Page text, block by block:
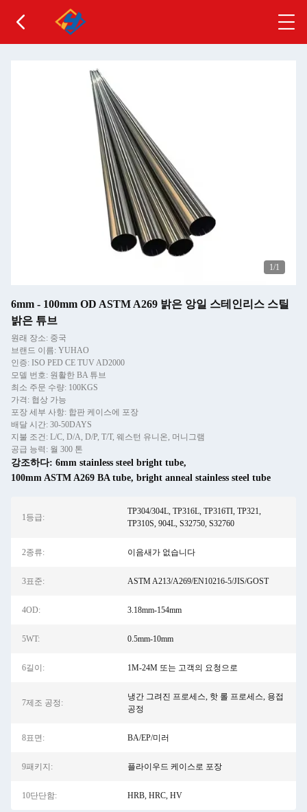
1/1
6mm - 100mm OD ASTM A269 밝은 앙일 스테인리스 스틸
밝은 튜브
원래 장소: 중국
브랜드 이름: YUHAO
인증: ISO PED CE TUV AD2000
모델 번호: 원활한 BA 튜브
최소 주문 수량: 100KGS
가격: 협상 가능
포장 세부 사항: 합판 케이스에 포장
배달 시간: 30-50DAYS
지불 조건: L/C, D/A, D/P, T/T, 웨스턴 유니온, 머니그램
공급 능력: 월 300 톤
강조하다: 6mm stainless steel bright tube,
100mm ASTM A269 BA tube, bright anneal stainless steel tube
1등급:
TP304/304L, TP316L, TP316TI, TP321,
TP310S, 904L, S32750, S32760
2종류: 이음새가 없습니다
3표준: ASTM A213/A269/EN10216-5/JIS/GOST
4OD: 3.18mm-154mm
5WT: 0.5mm-10mm
6길이: 1M-24M 또는 고객의 요청으로
7제조 공정:
냉간 그려진 프로세스, 핫 롤 프로세스, 용접
공정
8표면: BA/EP/미러
9패키지: 플라이우드 케이스로 포장
10단단함: HRB, HRC, HV